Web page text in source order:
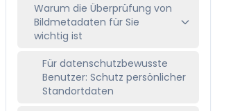
Warum die Überprüfung von
Bildmetadaten für Sie
wichtig ist
Für datenschutzbewusste
Benutzer: Schutz persönlicher
Standortdaten